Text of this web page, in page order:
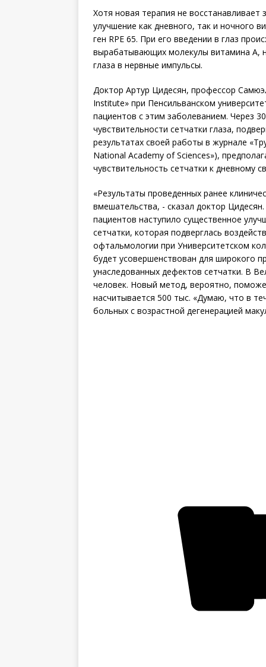
Хотя новая терапия не
улучшение как дневного, так и ночного
ген RPE 65. При его введении в глаз
вырабатывающих молекулы витамина А,
глаза в нервные импульсы.
Доктор Артур Цидесян, профессор
Institute» при Пенсильванском
пациентов с этим заболеванием. Через
чувствительности сетчатки глаза,
результатах своей работы в журнале
National Academy of Sciences»),
чувствительность сетчатки к дневному
«Результаты проведенных ранее
вмешательства, - сказал доктор
пациентов наступило существенное
сетчатки, которая подверглась
офтальмологии при Университетском
будет усовершенствован для широкого
унаследованных дефектов сетчатки. В
человек. Новый метод, вероятно,
насчитывается 500 тыс. «Думаю, что в
больных с возрастной дегенерацией